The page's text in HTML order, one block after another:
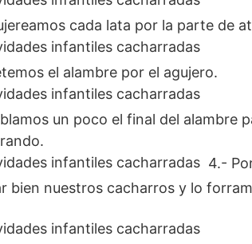
cada lata por la parte de
el alambre por el agujero.
un poco el final del alambre
4.-
bien nuestros cacharros y lo